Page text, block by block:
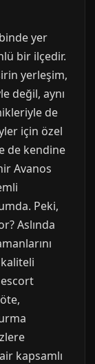
yer
bir ilçedir.
yerleşim,
değil, aynı
de
için özel
de kendine
Avanos
Peki,
Aslında
kapsamlı